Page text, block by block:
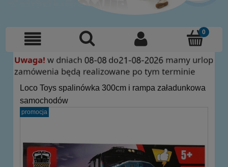
Loco Toys spalinówka 300cm i rampa załadunkowa
samochodów
promocja